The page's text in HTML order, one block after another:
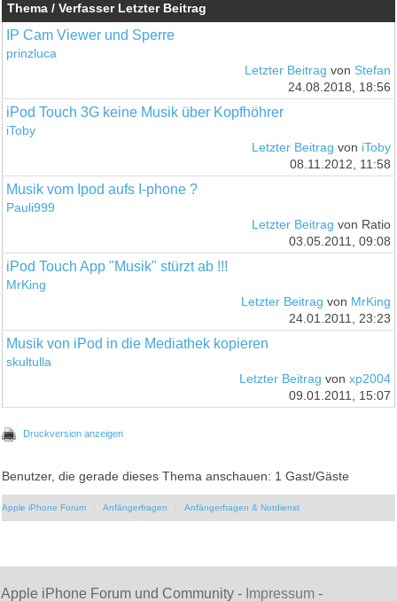
Thema / Verfasser Letzter Beitrag
IP Cam Viewer und Sperre
prinzluca
Letzter Beitrag von Stefan
24.08.2018, 18:56
iPod Touch 3G keine Musik über Kopfhöhrer
iToby
Letzter Beitrag von iToby
08.11.2012, 11:58
Musik vom Ipod aufs I-phone ?
Pauli999
Letzter Beitrag von Ratio
03.05.2011, 09:08
iPod Touch App "Musik" stürzt ab !!!
MrKing
Letzter Beitrag von MrKing
24.01.2011, 23:23
Musik von iPod in die Mediathek kopieren
skultulla
Letzter Beitrag von xp2004
09.01.2011, 15:07
Druckversion anzeigen
Benutzer, die gerade dieses Thema anschauen: 1 Gast/Gäste
Apple iPhone Forum Anfängerfragen Anfängerfragen & Notdienst
Apple iPhone Forum und Community - Impressum -